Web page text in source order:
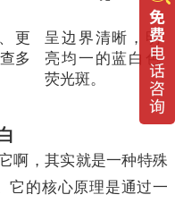
更
多
呈边界清晰，明
亮均一的蓝白色
荧光斑。
啊，其实就是一种特殊
它的核心原理是通过一